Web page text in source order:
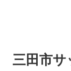
三田市サ